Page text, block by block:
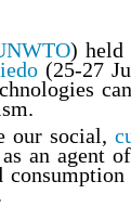
(
of Oviedo
tourism.
our
act as
, and